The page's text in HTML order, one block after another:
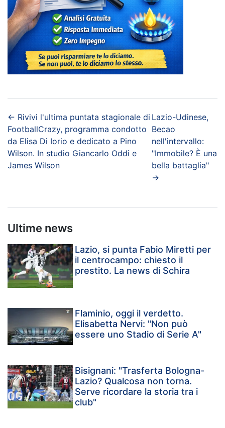
← Rivivi l'ultima puntata stagionale di
FootballCrazy, programma condotto
da Elisa Di Iorio e dedicato a Pino
Wilson. In studio Giancarlo Oddi e
James Wilson
Lazio-Udinese,
Becao
nell'intervallo:
"Immobile? È una
bella battaglia"
→
Ultime news
Lazio, si punta Fabio Miretti per
il centrocampo: chiesto il
prestito. La news di Schira
Flaminio, oggi il verdetto.
Elisabetta Nervi: "Non può
essere uno Stadio di Serie A"
Bisignani: "Trasferta Bologna-
Lazio? Qualcosa non torna.
Serve ricordare la storia tra i
club"